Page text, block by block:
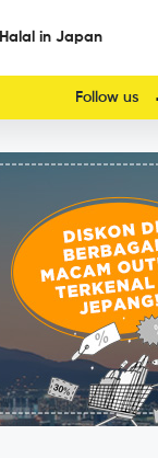
Halal in Japan
Follow us